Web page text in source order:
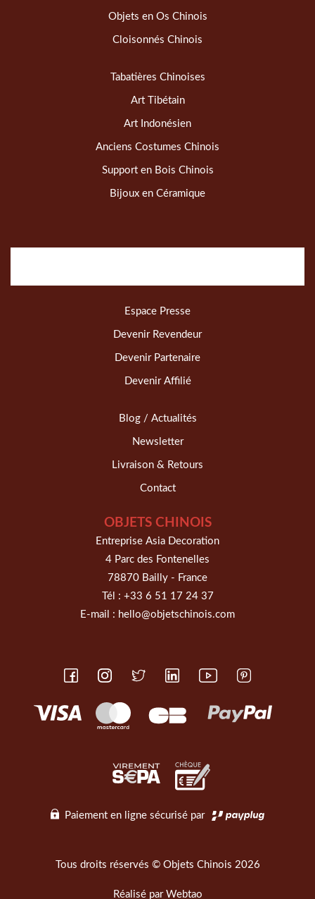
Objets en Os Chinois
Cloisonnés Chinois
Tabatières Chinoises
Art Tibétain
Art Indonésien
Anciens Costumes Chinois
Support en Bois Chinois
Bijoux en Céramique
Espace Presse
Devenir Revendeur
Devenir Partenaire
Devenir Affilié
Blog / Actualités
Newsletter
Livraison & Retours
Contact
OBJETS CHINOIS
Entreprise Asia Decoration
4 Parc des Fontenelles
78870 Bailly - France
Tél : +33 6 51 17 24 37
E-mail : hello@objetschinois.com
Paiement en ligne sécurisé par
Tous droits réservés © Objets Chinois 2026
Réalisé par Webtao